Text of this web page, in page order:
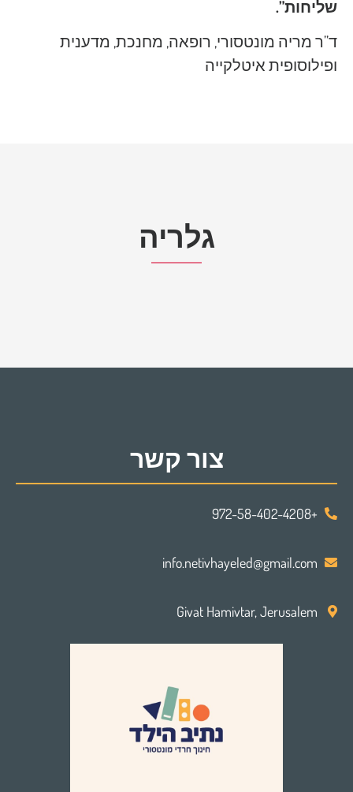
שליחות”.
ד”ר מריה מונטסורי, רופאה, מחנכת, מדענית
ופילוסופית איטלקייה
גלריה
צור קשר
+972-58-402-4208
info.netivhayeled@gmail.com
Givat Hamivtar, Jerusalem